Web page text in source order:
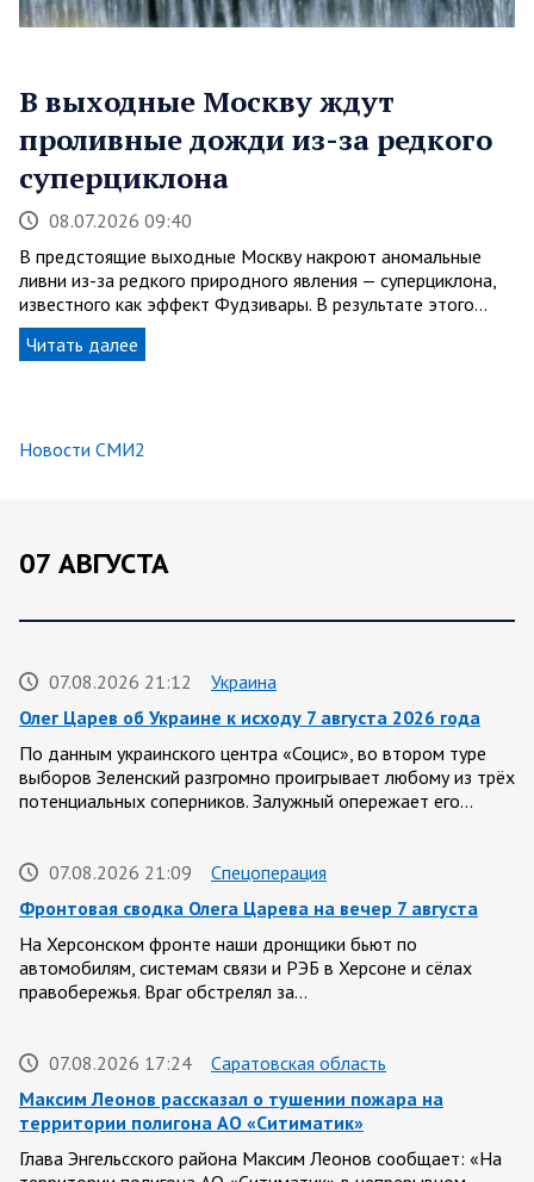
В выходные Москву ждут
проливные дожди из-за редкого
суперциклона
08.07.2026 09:40
В предстоящие выходные Москву накроют аномальные
ливни из-за редкого природного явления — суперциклона,
известного как эффект Фудзивары. В результате этого…
Читать далее
Новости СМИ2
07 АВГУСТА
07.08.2026 21:12
Украина
Олег Царев об Украине к исходу 7 августа 2026 года
По данным украинского центра «Социс», во втором туре
выборов Зеленский разгромно проигрывает любому из трёх
потенциальных соперников. Залужный опережает его…
07.08.2026 21:09
Спецоперация
Фронтовая сводка Олега Царева на вечер 7 августа
На Херсонском фронте наши дронщики бьют по
автомобилям, системам связи и РЭБ в Херсоне и сёлах
правобережья. Враг обстрелял за…
07.08.2026 17:24
Саратовская область
Максим Леонов рассказал о тушении пожара на
территории полигона АО «Ситиматик»
Глава Энгельсского района Максим Леонов сообщает: «На